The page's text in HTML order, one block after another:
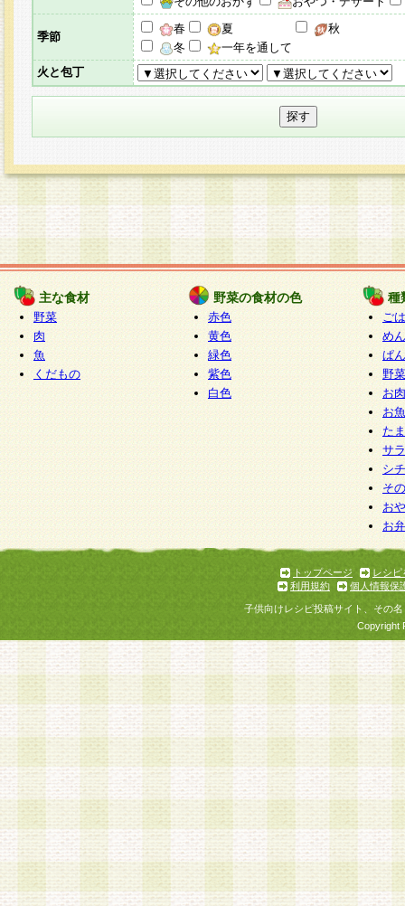
季節
春 夏
秋
冬
一年を通して
火と包丁
主な食材
野菜
肉
魚
くだもの
野菜の食材の色
赤色
黄色
緑色
紫色
白色
種
ご
めん
ぱん
野
お
お
た
サ
シ
そ
お
お
トップページ
レシピ
利用規約
個人情報保
子供向けレシピ投稿サイト、その
Copyright